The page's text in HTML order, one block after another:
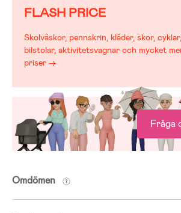
FLASH PRICE
Skolväskor, pennskrin, kläder, skor,
bilstolar, aktivitetsvagnar och mycket
priser →
Fråga
Omdömen